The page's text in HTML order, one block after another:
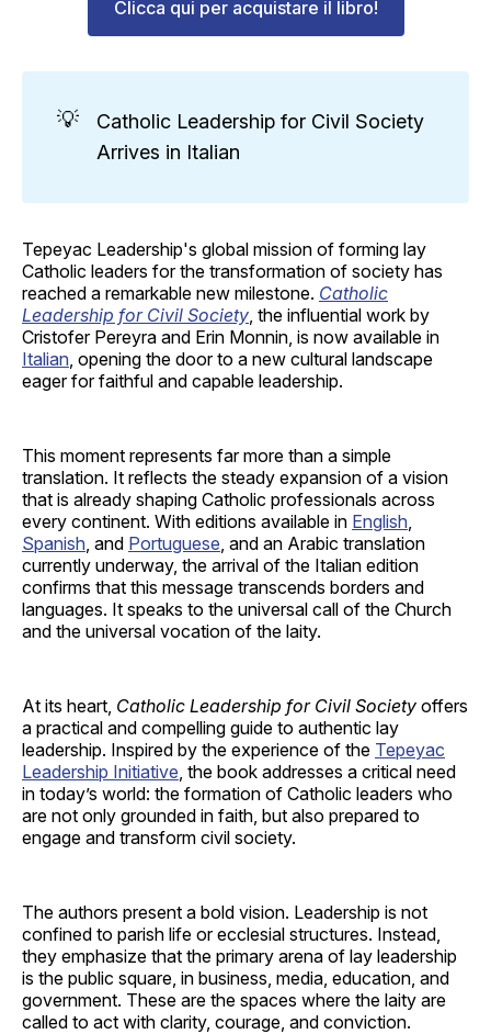
Clicca qui per acquistare il libro!
💡
Catholic Leadership for Civil Society
Arrives in Italian
Tepeyac Leadership's global mission of forming lay
Catholic leaders for the transformation of society has
reached a remarkable new milestone. Catholic
Leadership for Civil Society , the influential work by
Cristofer Pereyra and Erin Monnin, is now available in
Italian , opening the door to a new cultural landscape
eager for faithful and capable leadership.
This moment represents far more than a simple
translation. It reflects the steady expansion of a vision
that is already shaping Catholic professionals across
every continent. With editions available in English
Spanish , and Portuguese , and an Arabic translation
currently underway, the arrival of the Italian edition
confirms that this message transcends borders and
languages. It speaks to the universal call of the Church
and the universal vocation of the laity.
At its heart, Catholic Leadership for Civil Society offers
a practical and compelling guide to authentic lay
leadership. Inspired by the experience of the Tepeyac
Leadership Initiative , the book addresses a critical need
in today’s world: the formation of Catholic leaders who
are not only grounded in faith, but also prepared to
engage and transform civil society.
The authors present a bold vision. Leadership is not
confined to parish life or ecclesial structures. Instead,
they emphasize that the primary arena of lay leadership
is the public square, in business, media, education, and
government. These are the spaces where the laity are
called to act with clarity, courage, and conviction.